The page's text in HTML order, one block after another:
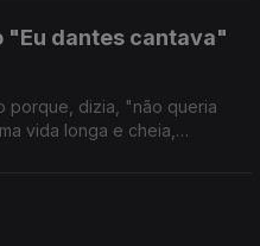
"Eu dantes cantava"
porque, dizia, "não queria
vida longa e cheia,